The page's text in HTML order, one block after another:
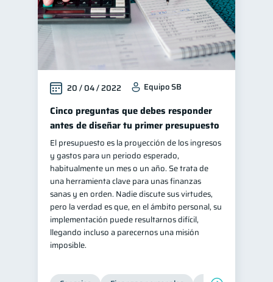
Finanzas para jóvenes 30
Control de deudas
Finanzas familiares
Inclusión financiera 22
Bienestar financiero 22
Finanzas para mujeres 20
Seguridad financiera 13
Salud financiera 12
Productos financieros 11
Organización Financiera
Deudas 10
Entidad financiera
Préstamos
20 / 04 / 2022 Equipo SB
Cinco preguntas que debes responder
antes de diseñar tu primer presupuesto
El presupuesto es la proyección de los ingresos
y gastos para un periodo esperado,
habitualmente un mes o un año. Se trata de
una herramienta clave para unas finanzas
sanas y en orden. Nadie discute sus virtudes,
pero la verdad es que, en el ámbito personal, su
implementación puede resultarnos difícil,
llegando incluso a parecernos una misión
imposible.